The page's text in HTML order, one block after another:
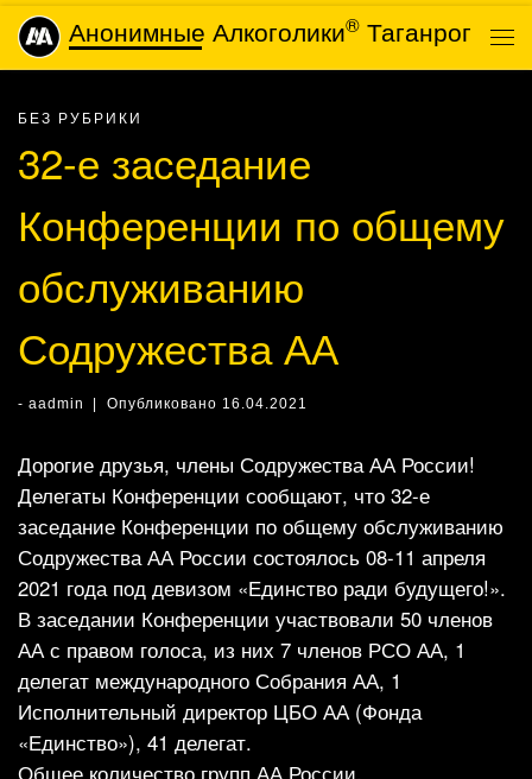
Skip to content
Анонимные Алкоголики® Таганрог
БЕЗ РУБРИКИ
32-е заседание
Конференции по общему
обслуживанию
Содружества АА
- aadmin | Опубликовано 16.04.2021
Дорогие друзья, члены Содружества АА России!
Делегаты Конференции сообщают, что 32-е
заседание Конференции по общему обслуживанию
Содружества АА России состоялось 08-11 апреля
2021 года под девизом «Единство ради будущего!».
В заседании Конференции участвовали 50 членов
АА с правом голоса, из них 7 членов РСО АА, 1
делегат международного Собрания АА, 1
Исполнительный директор ЦБО АА (Фонда
«Единство»), 41 делегат.
Общее количество групп АА России,